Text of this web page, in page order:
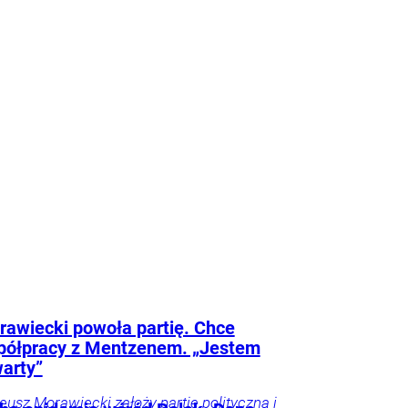
powoła partię. Chce
z Mentzenem. „Jestem
Morawiecki założy partię polityczną i